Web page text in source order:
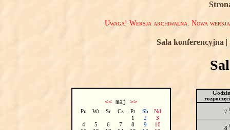
Uwaga! Wersja archiwalna. Nowa
Sala konferencyjna |
<< maj >>
Pn Wt Sr Cz Pt Sb
Nd
1
2
3
4
5 6 7 8 9
10
7
8